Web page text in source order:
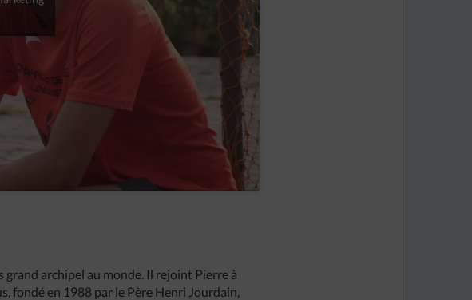
archipel au monde. Il rejoint Pierre à
fondé en 1988 par le Père Henri Jourdain,